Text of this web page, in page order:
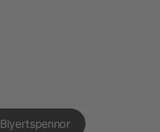
Blyertspennor